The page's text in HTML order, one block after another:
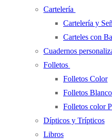
Cartelería
Cartelería y
Carteles con
Cuadernos
Folletos
Folletos Color
Folletos
Folletos color
Dípticos y Trípticos
Libros